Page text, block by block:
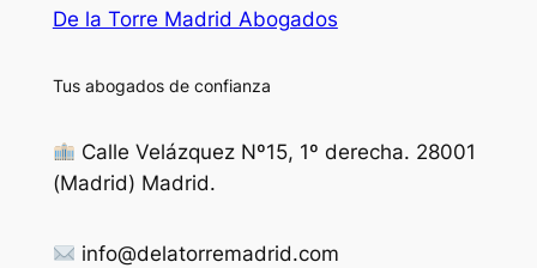
De la Torre Madrid Abogados
Tus abogados de confianza
Calle Velázquez Nº15, 1º derecha. 28001
(Madrid) Madrid.
info@delatorremadrid.com